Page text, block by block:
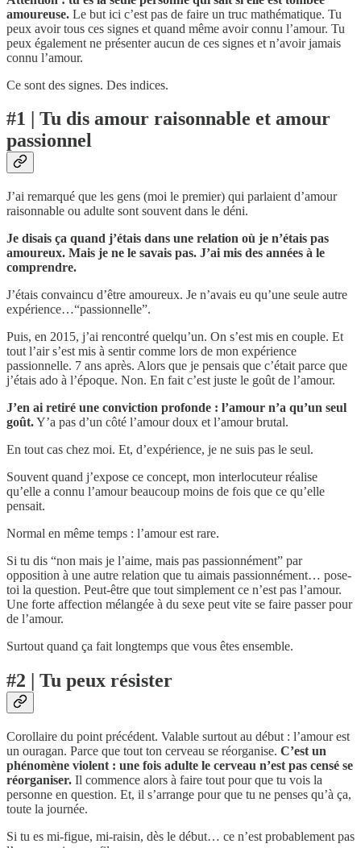
amoureuse. Le but ici c’est pas de faire un truc mathématique. Tu
peux avoir tous ces signes et quand même avoir connu l’amour. Tu
peux également ne présenter aucun de ces signes et n’avoir jamais
connu l’amour.
Ce sont des signes. Des indices.
#1 | Tu dis amour raisonnable et amour
passionnel
J’ai remarqué que les gens (moi le premier) qui parlaient d’amour
raisonnable ou adulte sont souvent dans le déni.
Je disais ça quand j’étais dans une relation où je n’étais pas
amoureux. Mais je ne le savais pas. J’ai mis des années à le
comprendre.
J’étais convaincu d’être amoureux. Je n’avais eu qu’une seule autre
expérience…“passionnelle”.
Puis, en 2015, j’ai rencontré quelqu’un. On s’est mis en couple. Et
tout l’air s’est mis à sentir comme lors de mon expérience
passionnelle. 7 ans après. Alors que je pensais que c’était parce que
j’étais ado à l’époque. Non. En fait c’est juste le goût de l’amour.
J’en ai retiré une conviction profonde : l’amour n’a qu’un seul
goût.Y’a pas d’un côté l’amour doux et l’amour brutal.
En tout cas chez moi. Et, d’expérience, je ne suis pas le seul.
Souvent quand j’expose ce concept, mon interlocuteur réalise
qu’elle a connu l’amour beaucoup moins de fois que ce qu’elle
pensait.
Normal en même temps : l’amour est rare.
Si tu dis “non mais je l’aime, mais pas passionnément” par
opposition à une autre relation que tu aimais passionnément… pose-
toi la question. Peut-être que tout simplement ce n’est pas l’amour.
Une forte affection mélangée à du sexe peut vite se faire passer pour
de l’amour.
Surtout quand ça fait longtemps que vous êtes ensemble.
#2 | Tu peux résister
Corollaire du point précédent. Valable surtout au début : l’amour est
un ouragan. Parce que tout ton cerveau se réorganise. C’est un
phénomène violent : une fois adulte le cerveau n’est pas censé se
réorganiser. Il commence alors à faire tout pour que tu vois la
personne en question. Et, il s’arrange pour que tu ne penses qu’à ça,
toute la journée.
Si tu es mi-figue, mi-raisin, dès le début… ce n’est probablement pas